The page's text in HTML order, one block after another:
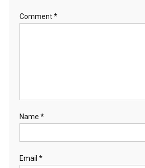
Comment*
Name *
Email *